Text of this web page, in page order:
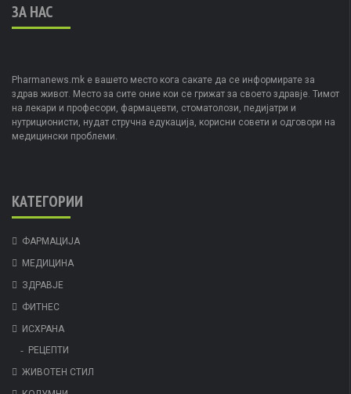
ЗА НАС
Pharmanews.mk е вашето место кога сакате да се информирате за
здрав живот. Место за сите оние кои се грижат за своето здравје. Тимот
на лекари и професори, фармацевти, стоматолози, педијатри и
нутриционисти, нудат стручна едукација, корисни совети и одговори на
медицински проблеми.
КАТЕГОРИИ
ФАРМАЦИЈА
МЕДИЦИНА
ЗДРАВЈЕ
ФИТНЕС
ИСХРАНА
РЕЦЕПТИ
ЖИВОТЕН СТИЛ